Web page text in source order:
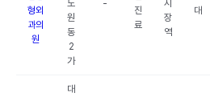
형외
과의
원
노
원
동
2
가
-
진
료
시
장
역
대
대